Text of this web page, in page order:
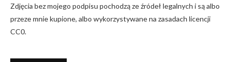
Zdjęcia bez mojego podpisu pochodzą ze źródeł legalnych i są albo
przeze mnie kupione, albo wykorzystywane na zasadach licencji
CC0.